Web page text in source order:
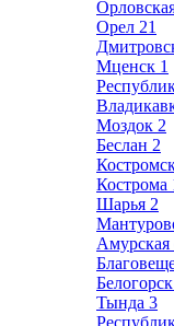
Орел 21
Мценск 1
Моздок 2
Беслан 2
Кострома
Шарья 2
Амурская
Белогорск
Тында 3